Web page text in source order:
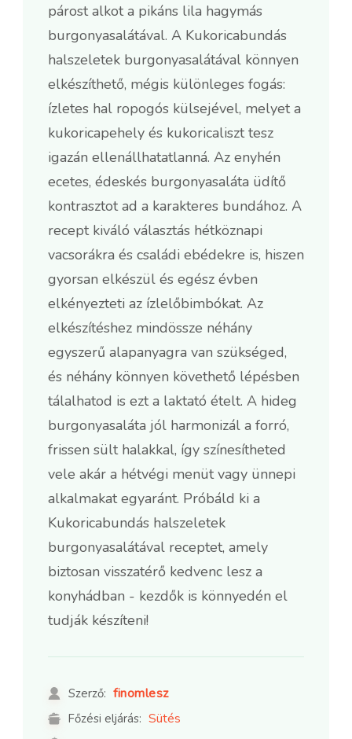
párost alkot a pikáns lila hagymás
burgonyasalátával. A Kukoricabundás
halszeletek burgonyasalátával könnyen
elkészíthető, mégis különleges fogás:
ízletes hal ropogós külsejével, melyet a
kukoricapehely és kukoricaliszt tesz
igazán ellenállhatatlanná. Az enyhén
ecetes, édeskés burgonyasaláta üdítő
kontrasztot ad a karakteres bundához. A
recept kiváló választás hétköznapi
vacsorákra és családi ebédekre is, hiszen
gyorsan elkészül és egész évben
elkényezteti az ízlelőbimbókat. Az
elkészítéshez mindössze néhány
egyszerű alapanyagra van szükséged,
és néhány könnyen követhető lépésben
tálalhatod is ezt a laktató ételt. A hideg
burgonyasaláta jól harmonizál a forró,
frissen sült halakkal, így színesítheted
vele akár a hétvégi menüt vagy ünnepi
alkalmakat egyaránt. Próbáld ki a
Kukoricabundás halszeletek
burgonyasalátával receptet, amely
biztosan visszatérő kedvenc lesz a
konyhádban - kezdők is könnyedén el
tudják készíteni!
Szerző: finomlesz
Főzési eljárás: Sütés